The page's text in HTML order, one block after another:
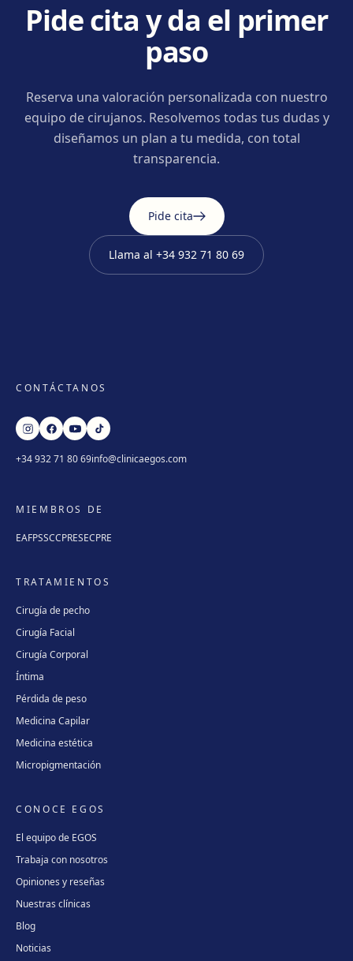
Pide cita y da el primer
paso
Reserva una valoración personalizada con nuestro
equipo de cirujanos. Resolvemos todas tus dudas y
diseñamos un plan a tu medida, con total
transparencia.
Pide cita
Llama al +34 932 71 80 69
CONTÁCTANOS
+34 932 71 80 69info@clinicaegos.com
MIEMBROS DE
EAFPSSCCPRESECPRE
TRATAMIENTOS
Cirugía de pecho
Cirugía Facial
Cirugía Corporal
Íntima
Pérdida de peso
Medicina Capilar
Medicina estética
Micropigmentación
CONOCE EGOS
El equipo de EGOS
Trabaja con nosotros
Opiniones y reseñas
Nuestras clínicas
Blog
Noticias